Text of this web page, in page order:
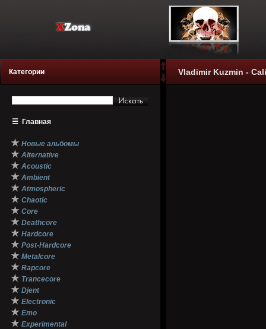
Категории
☰ Главная
★ Новые альбомы
★ Alternative
★ Acoustic
★ Ambient
★ Atmospheric
★ Chaotic
★ Core
★ Deathcore
★ Hardcore
★ Post-Hardcore
★ Metalcore
★ Rapcore
★ Trancecore
★ Djent
★ Electronic
★ Emo
★ Experimental
Vladimir Kuzmin -